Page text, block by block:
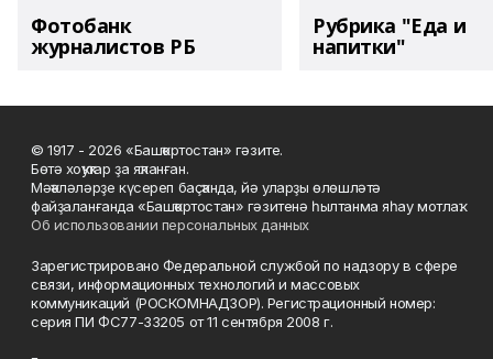
Фотобанк
журналистов РБ
Рубрика "Еда и
напитки"
© 1917 - 2026 «Башҡортостан» гәзите.
Бөтә хоҡуҡтар ҙа яҡланған.
Мәҡәләләрҙе күсереп баҫҡанда, йә уларҙы өлөшләтә
файҙаланғанда «Башҡортостан» гәзитенә һылтанма яһау мотлаҡ.
Об использовании персональных данных
Зарегистрировано Федеральной службой по надзору в сфере
связи, информационных технологий и массовых
коммуникаций (РОСКОМНАДЗОР). Регистрационный номер:
серия ПИ ФС77-33205 от 11 сентября 2008 г.